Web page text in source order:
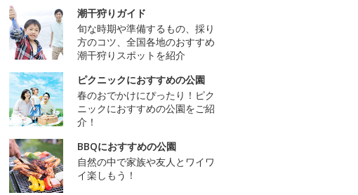
潮干狩りガイド
旬な時期や準備するもの、採り
方のコツ、全国各地のおすすめ
潮干狩りスポットを紹介
ピクニックにおすすめの公園
春のおでかけにぴったり！ピク
ニックにおすすめの公園をご紹
介！
BBQにおすすめの公園
自然の中で家族や友人とワイワ
イ楽しもう！